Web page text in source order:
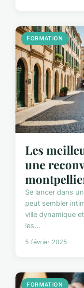
FORMATION
Les
une
Se lancer dans
peut sembler
ville dynamique
les...
5 février 2025
FORMATION